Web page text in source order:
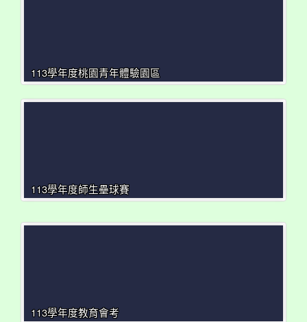
113學年度桃園青年體驗園區
113學年度師生壘球賽
113學年度教育會考